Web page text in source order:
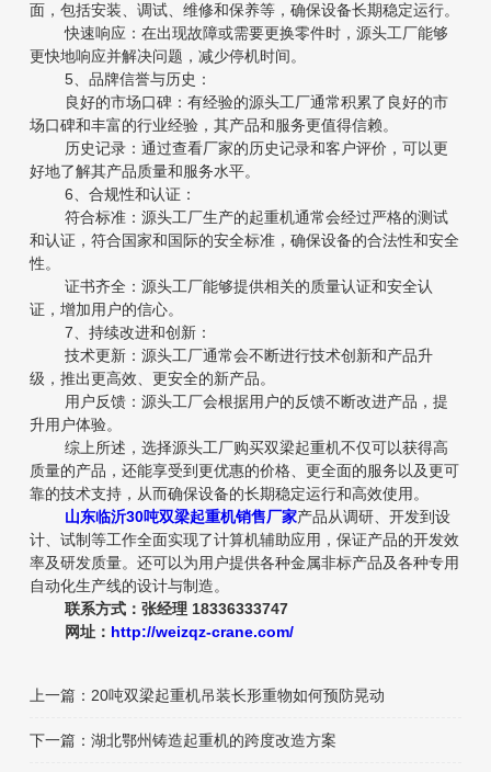
面，包括安装、调试、维修和保养等，确保设备长期稳定运行。
快速响应：在出现故障或需要更换零件时，源头工厂能够
更快地响应并解决问题，减少停机时间。
5、品牌信誉与历史：
良好的市场口碑：有经验的源头工厂通常积累了良好的市
场口碑和丰富的行业经验，其产品和服务更值得信赖。
历史记录：通过查看厂家的历史记录和客户评价，可以更
好地了解其产品质量和服务水平。
6、合规性和认证：
符合标准：源头工厂生产的起重机通常会经过严格的测试
和认证，符合国家和国际的安全标准，确保设备的合法性和安全
性。
证书齐全：源头工厂能够提供相关的质量认证和安全认
证，增加用户的信心。
7、持续改进和创新：
技术更新：源头工厂通常会不断进行技术创新和产品升
级，推出更高效、更安全的新产品。
用户反馈：源头工厂会根据用户的反馈不断改进产品，提
升用户体验。
综上所述，选择源头工厂购买双梁起重机不仅可以获得高
质量的产品，还能享受到更优惠的价格、更全面的服务以及更可
靠的技术支持，从而确保设备的长期稳定运行和高效使用。
山东临沂30吨双梁起重机销售厂家产品从调研、开发到设
计、试制等工作全面实现了计算机辅助应用，保证产品的开发效
率及研发质量。还可以为用户提供各种金属非标产品及各种专用
自动化生产线的设计与制造。
联系方式：张经理 18336333747
网址： http://weizqz-crane.com/
上一篇： 20吨双梁起重机吊装长形重物如何预防晃动
下一篇： 湖北鄂州铸造起重机的跨度改造方案